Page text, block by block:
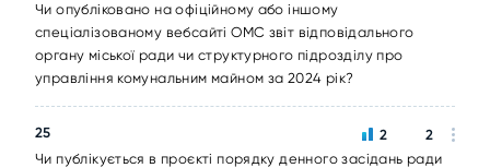
Чи опубліковано на офіційному або іншому
спеціалізованому вебсайті ОМС звіт відповідального
органу міської ради чи структурного підрозділу про
управління комунальним майном за 2024 рік?
25
Чи публікується в проєкті порядку денного засідань ради
2 2